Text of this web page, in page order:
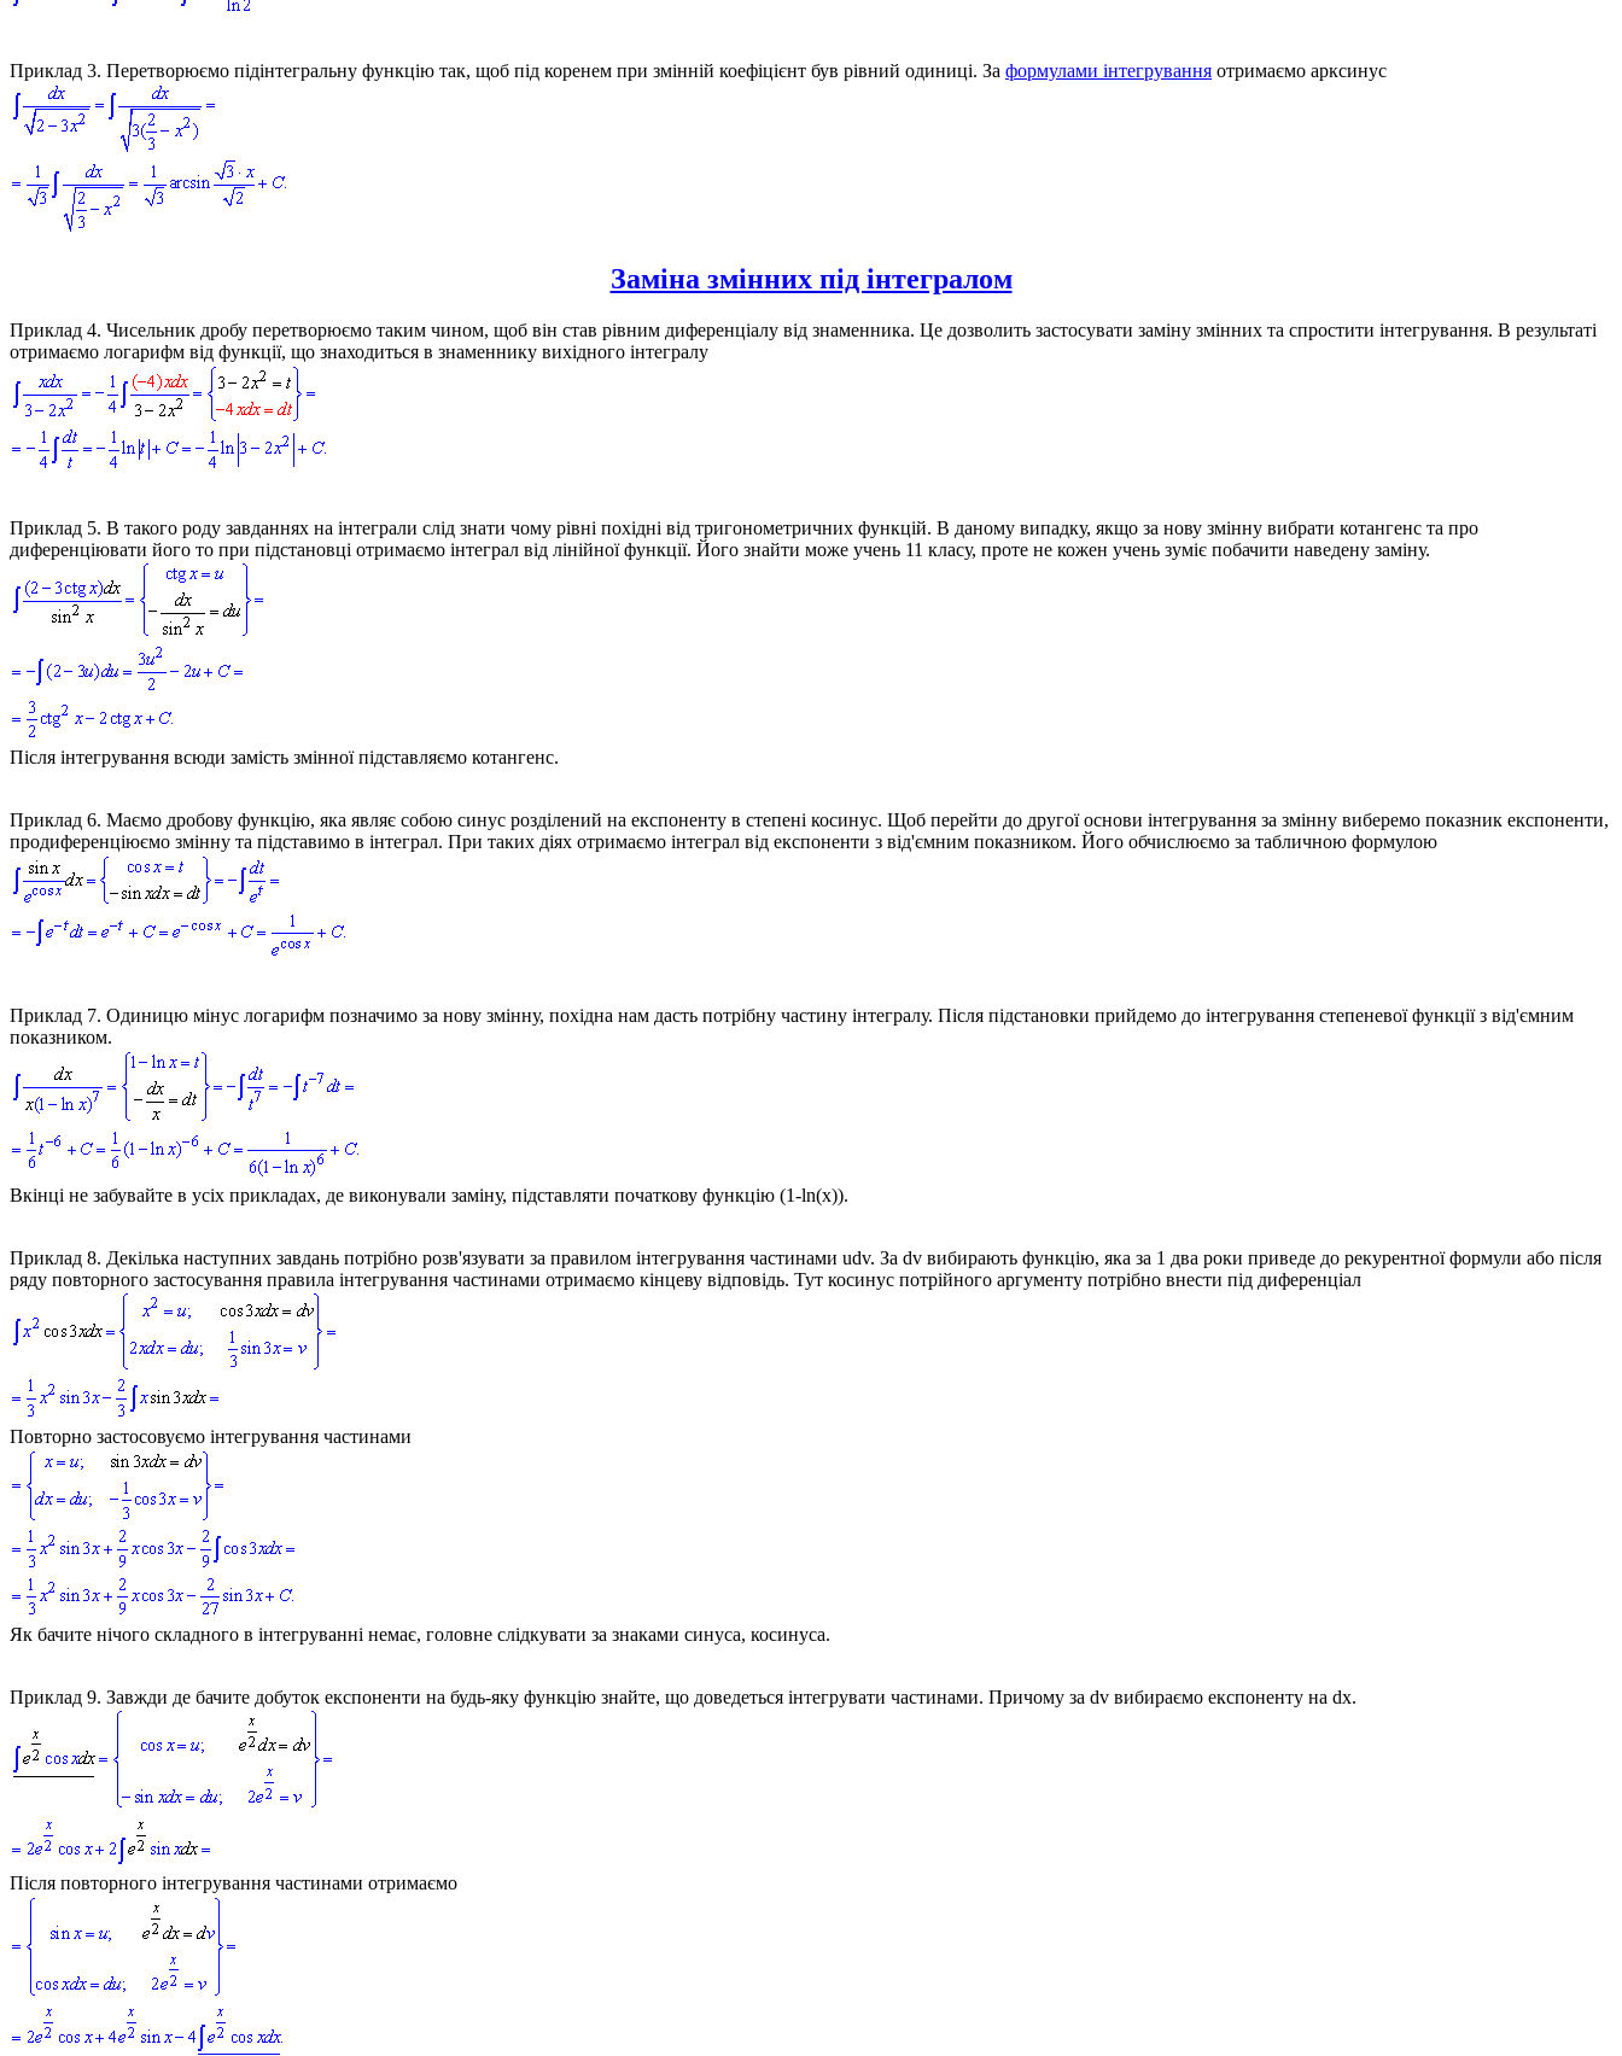
Приклад 3. Перетворюємо підінтегральну функцію так, щоб під коренем при змінній коефіцієнт був рівний одиниці. За формулами інтегрування отримаємо арксинус
Заміна змінних під інтегралом
Приклад 4. Чисельник дробу перетворюємо таким чином, щоб він став рівним диференціалу від знаменника. Це дозволить застосувати заміну змінних та спростити інтегрування. В результаті
отримаємо логарифм від функції, що знаходиться в знаменнику вихідного інтегралу
Приклад 5. В такого роду завданнях на інтеграли слід знати чому рівні похідні від тригонометричних функцій. В даному випадку, якщо за нову змінну вибрати котангенс та про
диференціювати його то при підстановці отримаємо інтеграл від лінійної функції. Його знайти може учень 11 класу, проте не кожен учень зуміє побачити наведену заміну.
Після інтегрування всюди замість змінної підставляємо котангенс.
Приклад 6. Маємо дробову функцію, яка являє собою синус розділений на експоненту в степені косинус. Щоб перейти до другої основи інтегрування за змінну виберемо показник експоненти,
продиференціюємо змінну та підставимо в інтеграл. При таких діях отримаємо інтеграл від експоненти з від'ємним показником. Його обчислюємо за табличною формулою
Приклад 7. Одиницю мінус логарифм позначимо за нову змінну, похідна нам дасть потрібну частину інтегралу. Після підстановки прийдемо до інтегрування степеневої функції з від'ємним
показником.
Вкінці не забувайте в усіх прикладах, де виконували заміну, підставляти початкову функцію (1-ln(x)).
Приклад 8. Декілька наступних завдань потрібно розв'язувати за правилом інтегрування частинами udv. За dv вибирають функцію, яка за 1 два роки приведе до рекурентної формули або після
ряду повторного застосування правила інтегрування частинами отримаємо кінцеву відповідь. Тут косинус потрійного аргументу потрібно внести під диференціал
Повторно застосовуємо інтегрування частинами
Як бачите нічого складного в інтегруванні немає, головне слідкувати за знаками синуса, косинуса.
Приклад 9. Завжди де бачите добуток експоненти на будь-яку функцію знайте, що доведеться інтегрувати частинами. Причому за dv вибираємо експоненту на dx.
Після повторного інтегрування частинами отримаємо